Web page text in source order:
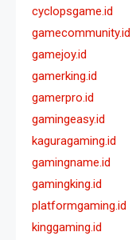
cyclopsgame.id
gamecommunity.id
gamejoy.id
gamerking.id
gamerpro.id
gamingeasy.id
kaguragaming.id
gamingname.id
gamingking.id
platformgaming.id
kinggaming.id